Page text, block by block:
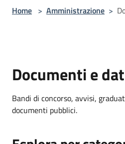
Home > Amministrazione >
Documenti e
Bandi di concorso, avvisi,
documenti pubblici.